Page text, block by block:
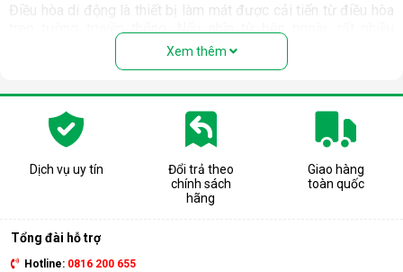
Điều hòa di động là thiết bị làm mát được cải tiến từ điều hòa
người nhầm tưởng rằng thiết bị này là quạt hơi nước. Nhưng
thực chất, đây là một chiếc điều hòa “chính hiệu” với đầy đủ
gas, bảng điều khiển,... giống như một chiếc điều hòa thông
thường.
Có thể coi điều hòa di động là phiên bản thu nhỏ của điều hòa
tủ đứng nhưng với thiết kế cục nóng và cục lạnh trên cùng 1
thiết bị. Sản phẩm có kích thước gọn nhẹ, kết hợp cùng bánh
xe và tay cầm nên có thể dễ dàng di chuyển tới mọi vị trí trong
Xem thêm
Dịch vụ uy tín
Đổi trả theo
chính sách
hãng
Giao hàng
toàn quốc
Tổng đài hỗ trợ
Hotline: 0816 200 655